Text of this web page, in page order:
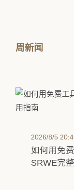
周新闻
2026/8/5
如何用免
SRWE完